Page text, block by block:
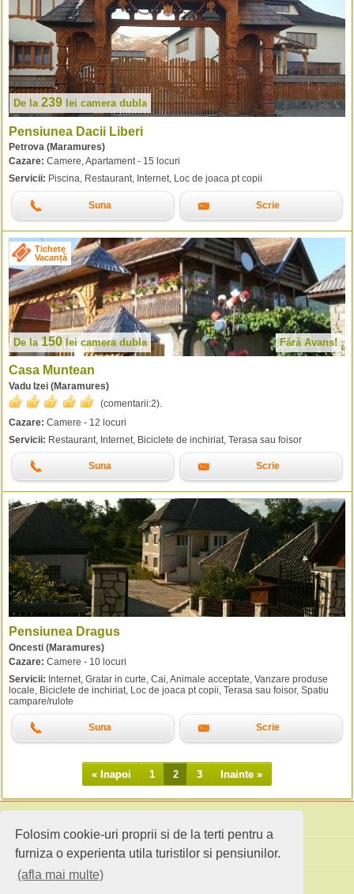
Folosim cookie-uri proprii si de la terti pentru a
furniza o experienta utila turistilor si pensiunilor.
(afla mai multe)
De la 239 lei camera dubla
Pensiunea Dacii Liberi
Petrova (Maramures)
Cazare: Camere, Apartament - 15 locuri
Servicii: Piscina, Restaurant, Internet, Loc de joaca pt copii
Suna Scrie
Tichete
Vacanță
De la150 lei camera dubla Fără Avans!
Casa Muntean
Vadu Izei (Maramures)
(comentarii:2).
Cazare: Camere - 12 locuri
Servicii: Restaurant, Internet, Biciclete de inchiriat, Terasa sau foisor
Suna Scrie
Pensiunea Dragus
Oncesti (Maramures)
Cazare: Camere - 10 locuri
Servicii: Internet, Gratar in curte, Cai, Animale acceptate, Vanzare produse
locale, Biciclete de inchiriat, Loc de joaca pt copii, Terasa sau foisor, Spatiu
campare/rulote
Suna Scrie
« Inapoi 1 2 3 Inainte »
Cauta pensiuni